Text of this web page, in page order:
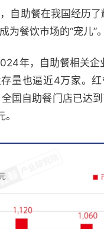
自助餐在我国经历
为餐饮市场的“宠儿”。
年，自助餐相关企
量也逼近4万家。
国自助餐门店已达